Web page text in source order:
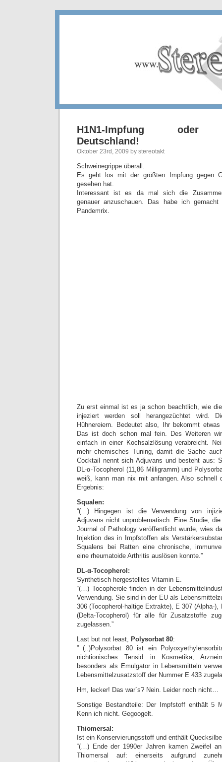
H1N1-Impfung oder
Deutschland!
Oktober 23rd, 2009 by stereotakt
Schweinegrippe überall.
Es geht los mit der größten Impfung gegen
gesehen hat.
Interessant ist es da mal sich die
genauer anzuschauen. Das habe ich
Pandemrix.
Zu erst einmal ist es ja schon beachtlich, wie
injeziert werden soll herangezüchtet wird.
Hühnereiern. Bedeutet also, Ihr bekommt
Das ist doch schon mal fein. Des Weiteren
einfach in einer Kochsalzlösung verabreicht.
mehr chemisches Tuning, damit die Sache
Cocktail nennt sich Adjuvans und besteht aus:
DL-α-Tocopherol (11,86 Milligramm) und
weiß, kann man nix mit anfangen. Also schnell
Ergebnis:
Squalen:
“(…) Hingegen ist die Verwendung von
Adjuvans nicht unproblematisch. Eine Studie,
Journal of Pathology veröffentlicht wurde, wies
Injektion des in Impfstoffen als
Squalens bei Ratten eine chronische,
eine rheumatoide Arthritis auslösen konnte.”
DL-α-Tocopherol:
Synthetisch hergestelltes Vitamin E.
“(…) Tocopherole finden in der
Verwendung. Sie sind in der EU als
306 (Tocopherol-haltige Extrakte), E 307 (Alpha-
(Delta-Tocopherol) für alle für Zusatzstoffe
zugelassen.”
Last but not least, Polysorbat 80:
” (..)Polysorbat 80 ist ein
nichtionisches Tensid in Kosmetika,
besonders als Emulgator in Lebensmitteln
Lebensmittelzusatzstoff der Nummer E 433
Hm, lecker! Das war´s? Nein. Leider noch nicht…
Sonstige Bestandteile: Der Impfstoff enthält 5
Kenn ich nicht. Gegoogelt.
Thiomersal:
Ist ein Konservierungsstoff und enthält
“(…) Ende der 1990er Jahren kamen Zweifel
Thiomersal auf: einerseits aufgrund